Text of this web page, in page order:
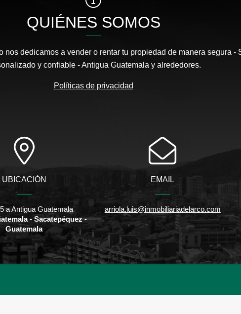
QUIÉNES SOMOS
nos dedicamos a vender o rentar tu propiedad de manera segura -
y confiable - Antigua Guatemala y alrededores.
Políticas de privacidad
UBICACIÓN
a Antigua Guatemala
- Sacatepéquez -
Guatemala
EMAIL
arriola.luis@inmobiliariadelarco.com